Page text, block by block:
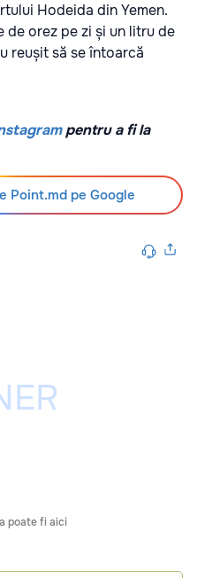
Hodeida din Yemen.
orez pe zi și un litru de
reușit să se întoarcă
pentru a fi la
Point.md pe Google
poate fi aici